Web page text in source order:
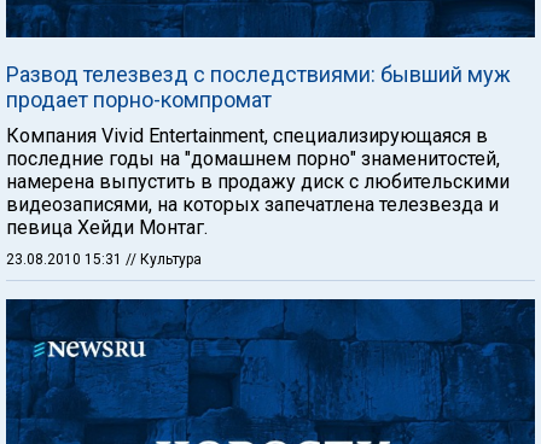
Развод телезвезд с последствиями: бывший муж
продает порно-компромат
Компания Vivid Entertainment, специализирующаяся в
последние годы на "домашнем порно" знаменитостей,
намерена выпустить в продажу диск с любительскими
видеозаписями, на которых запечатлена телезвезда и
певица Хейди Монтаг.
23.08.2010 15:31 // Культура